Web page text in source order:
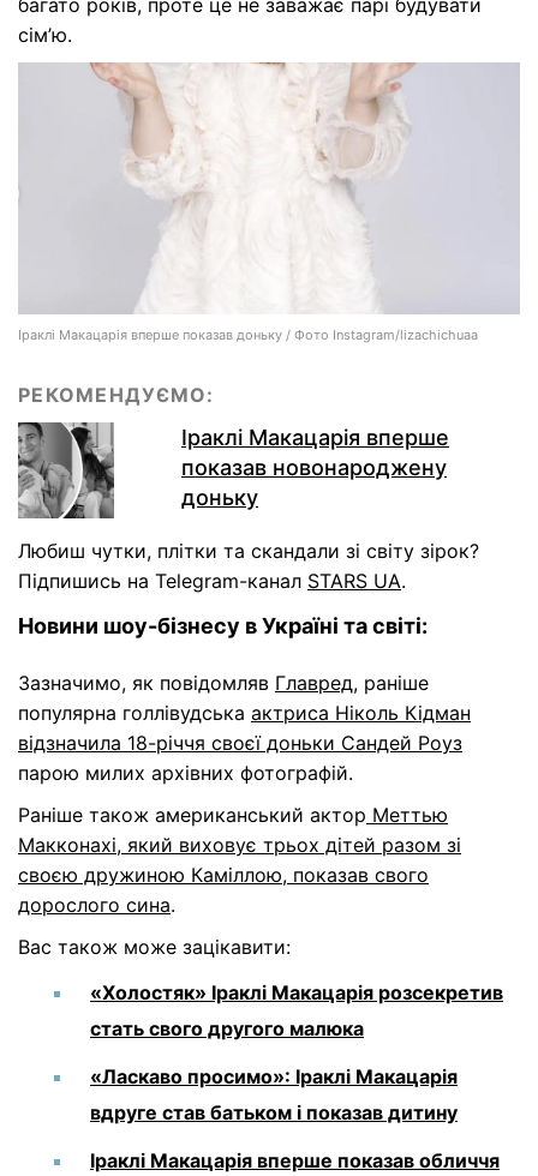
багато років, проте це не заважає парі будувати
сім’ю.
Іраклі Макацарія вперше показав доньку / Фото Instagram/lizachichuaa
РЕКОМЕНДУЄМО:
Іраклі Макацарія вперше
показав новонароджену
доньку
Любиш чутки, плітки та скандали зі світу зірок?
Підпишись на Telegram-канал STARS UA.
Новини шоу-бізнесу в Україні та світі:
Зазначимо, як повідомляв Главред, раніше
популярна голлівудська актриса Ніколь Кідман
відзначила 18-річчя своєї доньки Сандей Роуз
парою милих архівних фотографій.
Раніше також американський актор Меттью
Макконахі, який виховує трьох дітей разом зі
своєю дружиною Каміллою, показав свого
дорослого сина.
Вас також може зацікавити:
«Холостяк» Іраклі Макацарія розсекретив
стать свого другого малюка
«Ласкаво просимо»: Іраклі Макацарія
вдруге став батьком і показав дитину
Іраклі Макацарія вперше показав обличчя